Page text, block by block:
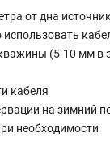
от дна
(5-10 мм в
кабеля
на зимний
необходимости